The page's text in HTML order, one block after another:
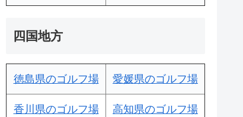
四国地方
徳島県のゴルフ場 愛媛県のゴルフ場
香川県のゴルフ場 高知県のゴルフ場